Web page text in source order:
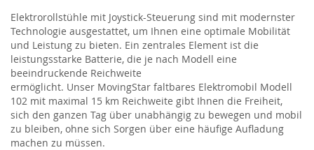
Elektrorollstühle mit Joystick-Steuerung sind mit modernster
Technologie ausgestattet, um Ihnen eine optimale Mobilität
und Leistung zu bieten. Ein zentrales Element ist die
leistungsstarke Batterie, die je nach Modell eine
beeindruckende Reichweite
ermöglicht. Unser MovingStar faltbares Elektromobil Modell
102 mit maximal 15 km Reichweite gibt Ihnen die Freiheit,
sich den ganzen Tag über unabhängig zu bewegen und mobil
zu bleiben, ohne sich Sorgen über eine häufige Aufladung
machen zu müssen.